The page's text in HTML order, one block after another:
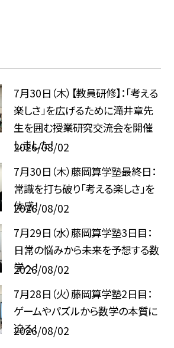
7月30日（木）【教員研修】：「考える
楽しさ」を広げるために――滝井章先
生を囲む授業研究交流会を開催
しました！
2026/08/02
7月30日（木）藤岡算学塾最終日：
常識を打ち破り「考える楽しさ」を
体感！
2026/08/02
7月29日（水）藤岡算学塾3日目：
日常の悩みから未来を予想する数
学へ！
2026/08/02
7月28日（火）藤岡算学塾2日目：
ゲームやパズルから数学の本質に
迫る！
2026/08/02